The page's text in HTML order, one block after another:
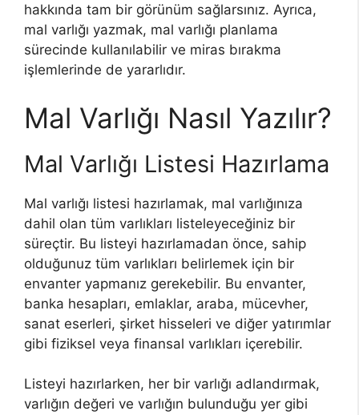
hakkında tam bir görünüm sağlarsınız. Ayrıca,
mal varlığı yazmak, mal varlığı planlama
sürecinde kullanılabilir ve miras bırakma
işlemlerinde de yararlıdır.
Mal Varlığı Nasıl Yazılır?
Mal Varlığı Listesi Hazırlama
Mal varlığı listesi hazırlamak, mal varlığınıza
dahil olan tüm varlıkları listeleyeceğiniz bir
süreçtir. Bu listeyi hazırlamadan önce, sahip
olduğunuz tüm varlıkları belirlemek için bir
envanter yapmanız gerekebilir. Bu envanter,
banka hesapları, emlaklar, araba, mücevher,
sanat eserleri, şirket hisseleri ve diğer yatırımlar
gibi fiziksel veya finansal varlıkları içerebilir.
Listeyi hazırlarken, her bir varlığı adlandırmak,
varlığın değeri ve varlığın bulunduğu yer gibi